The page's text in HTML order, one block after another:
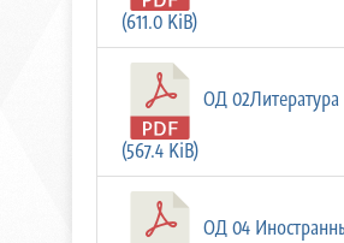
(611.0 KiB)
ОД 02Литература
(567.4 KiB)
ОД 04